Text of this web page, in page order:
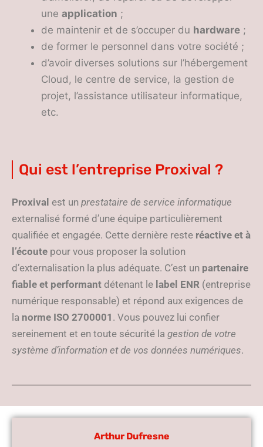
une application ;
de maintenir et de s’occuper du hardware ;
de former le personnel dans votre société ;
d’avoir diverses solutions sur l’hébergement
Cloud, le centre de service, la gestion de
projet, l’assistance utilisateur informatique,
etc.
Qui est l’entreprise Proxival ?
Proxival est un prestataire de service informatique
externalisé formé d’une équipe particulièrement
qualifiée et engagée. Cette dernière reste réactive et à
l’écoute pour vous proposer la solution
d’externalisation la plus adéquate. C’est un partenaire
fiable et performant détenant le label ENR (entreprise
numérique responsable) et répond aux exigences de
la norme ISO 2700001 . Vous pouvez lui confier
sereinement et en toute sécurité la gestion de votre
système d’information et de vos données numériques.
Arthur Dufresne